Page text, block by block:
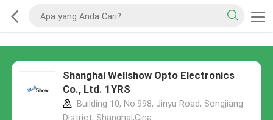
Shanghai Wellshow Opto Electronics
Co., Ltd. 1YRS
Building 10, No.998, Jinyu Road, Songjiang
District, Shanghai,Cina